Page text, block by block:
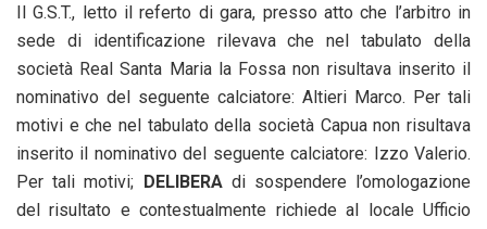
Il G.S.T., letto il referto di gara, presso atto che l’arbitro in
sede di identificazione rilevava che nel tabulato della
società Real Santa Maria la Fossa non risultava inserito il
nominativo del seguente calciatore: Altieri Marco. Per tali
motivi e che nel tabulato della società Capua non risultava
inserito il nominativo del seguente calciatore: Izzo Valerio.
Per tali motivi; DELIBERA di sospendere l’omologazione
del risultato e contestualmente richiede al locale Ufficio